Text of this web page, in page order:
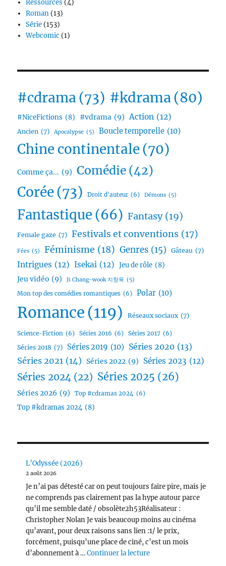
Ressources (4)
Roman(13)
Série(153)
Webcomic (1)
#cdrama (73) #kdrama(80)
#NiceFictions (8) #vdrama (9) Action (12)
Ancien (7) Apocalypse (5) Boucle temporelle (10)
Chine continentale (70)
Comme ça... (9) Comédie (42)
Corée(73) Droit d'auteur (6) Démons (5)
Fantastique (66) Fantasy (19)
Female gaze (7) Festivals et conventions (17)
Fées (5) Féminisme (18) Genres (15) Gâteau (7)
Intrigues (12) Isekai (12) Jeu de rôle (8)
Jeu vidéo (9) Ji Chang-wook 지창욱 (5)
Mon top des comédies romantiques (6) Polar (10)
Romance (119) Réseaux sociaux (7)
Science-Fiction (6) Séries 2016 (6) Séries 2017 (6)
Séries 2018 (7) Séries 2019 (10) Séries 2020 (13)
Séries 2021 (14) Séries 2022 (9) Séries 2023 (12)
Séries 2024 (22) Séries 2025 (26)
Séries 2026 (9) Top #cdramas 2024 (6)
Top #kdramas 2024 (8)
L’Odyssée (2026)
2 août 2026
Je n’ai pas détesté car on peut toujours faire pire, mais je
ne comprends pas clairement pas la hype autour parce
qu’il me semble daté / obsolète2h53Réalisateur :
Christopher Nolan Je vais beaucoup moins au cinéma
qu’avant, pour deux raisons sans lien :1/ le prix,
forcément, puisqu’une place de ciné, c’est un mois
d’abonnement à …Continuer la lecturede « L’Odyssée (2026)